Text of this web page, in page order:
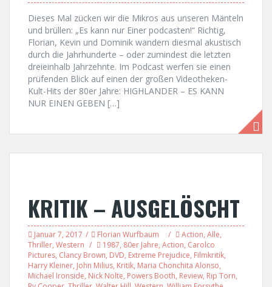
Dieses Mal zücken wir die Mikros aus unseren Mänteln
und brüllen: „Es kann nur Einer podcasten!“ Richtig,
Florian, Kevin und Dominik wandern diesmal akustisch
durch die Jahrhunderte – oder zumindest die letzten
dreieinhalb Jahrzehnte. Im Podcast werfen sie einen
prüfenden Blick auf einen der großen Videotheken-
Kult-Hits der 80er Jahre: HIGHLANDER – ES KANN
NUR EINEN GEBEN […]
KRITIK – AUSGELÖSCHT
Januar 7, 2017 Florian Wurfbaum Action, Alle,
Thriller, Western 1987, 80er Jahre, Action, Carolco
Pictures, Clancy Brown, DVD, Extreme Prejudice, Filmkritik,
Harry Kleiner, John Milius, Kritik, Maria Chonchita Alonso,
Michael Ironside, Nick Nolte, Powers Booth, Review, Rip Torn,